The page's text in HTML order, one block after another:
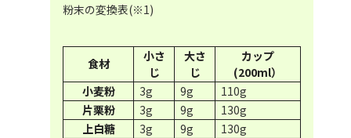
粉末の変換表(※1)
食材
小さ
じ
大さ
じ
カップ
(200ml）
小麦粉
3g 9g
110g
片栗粉
3g 9g
130g
上白糖
3g 9g
130g